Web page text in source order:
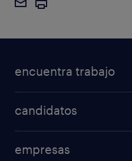
encuentra trabajo
candidatos
empresas